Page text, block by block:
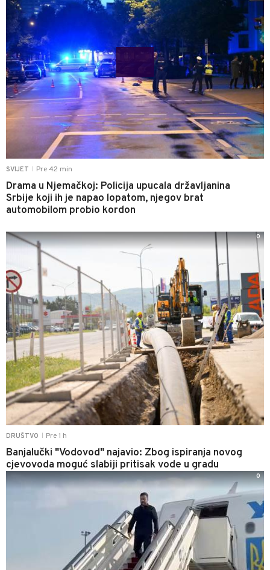
SVIJET Pre 42 min
Drama u Njemačkoj: Policija upucala državljanina
Srbije koji ih je napao lopatom, njegov brat
automobilom probio kordon
DRUŠTVO Pre 1 h
Banjalučki "Vodovod" najavio: Zbog ispiranja novog
cjevovoda moguć slabiji pritisak vode u gradu
0
0